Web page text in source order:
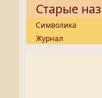
Старые
Символика
Журнал